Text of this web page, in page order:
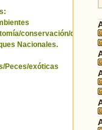
conservación/
Nacionales.
Peces/exóticas